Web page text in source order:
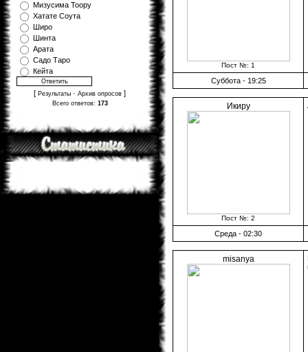
Мизуcима Тоору
Хатате Соута
Широ
Шинта
Арата
Садо Таро
Кейта
[ Результаты · Архив опросов ]
Всего ответов: 173
Пост №: 1
Суббота - 19:25
Икиру
Пост №: 2
Среда - 02:30
misanya